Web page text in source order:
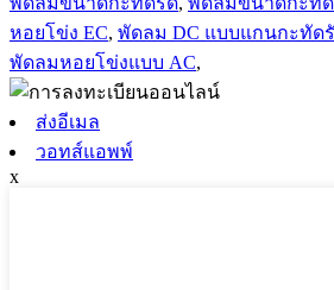
หอยโข่ง EC, พัดลม DC แบบแกนกะทัด
พัดลมหอยโข่งแบบ AC,
ส่งอีเมล
วอทส์แอพพ์
x